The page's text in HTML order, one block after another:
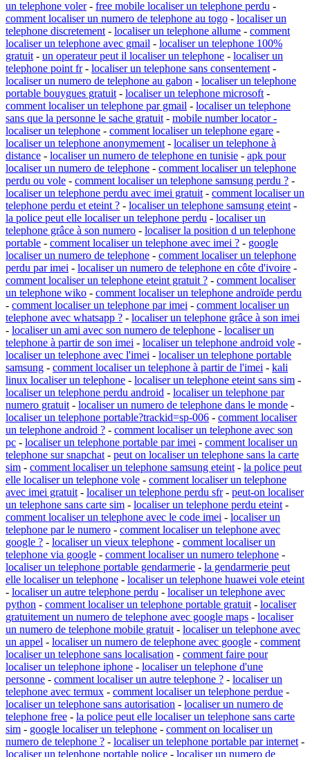
un telephone voler- free mobile localiser un telephone perdu -
comment localiser un numero de telephone au togo - localiser un
telephone discretement - localiser un telephone allume - comment
localiser un telephone avec gmail - localiser un telephone 100%
gratuit - un operateur peut il localiser un telephone - localiser un
telephone point fr- localiser un telephone sans consentement -
localiser un numero de telephone au gabon - localiser un telephone
portable bouygues gratuit - localiser un telephone microsoft -
comment localiser un telephone par gmail - localiser un telephone
sans que la personne le sache gratuit - mobile number locator -
localiser un telephone - comment localiser un telephone egare -
localiser un telephone anonymement - localiser un telephone à
distance - localiser un numero de telephone en tunisie - apk pour
localiser un numero de telephone - comment localiser un telephone
perdu ou vole - comment localiser un telephone samsung perdu ? -
localiser un telephone perdu avec imei gratuit - comment localiser un
telephone perdu et eteint ? - localiser un telephone samsung eteint -
la police peut elle localiser un telephone perdu - localiser un
telephone grâce à son numero - localiser la position d un telephone
portable - comment localiser un telephone avec imei ? - google
localiser un numero de telephone - comment localiser un telephone
perdu par imei - localiser un numero de telephone en côte d'ivoire -
comment localiser un telephone eteint gratuit ? - comment localiser
un telephone wiko - comment localiser un telephone androïde perdu
- comment localiser un telephone par imei - comment localiser un
telephone avec whatsapp ? - localiser un telephone grâce à son imei
- localiser un ami avec son numero de telephone - localiser un
telephone à partir de son imei - localiser un telephone android vole -
localiser un telephone avec l'imei - localiser un telephone portable
samsung - comment localiser un telephone à partir de l'imei - kali
linux localiser un telephone - localiser un telephone eteint sans sim -
localiser un telephone perdu android - localiser un telephone par
numero gratuit - localiser un numero de telephone dans le monde -
localiser un telephone portable?trackid=sp-006 - comment localiser
un telephone android ? - comment localiser un telephone avec son
pc - localiser un telephone portable par imei - comment localiser un
telephone sur snapchat - peut on localiser un telephone sans la carte
sim - comment localiser un telephone samsung eteint - la police peut
elle localiser un telephone vole - comment localiser un telephone
avec imei gratuit - localiser un telephone perdu sfr- peut-on localiser
un telephone sans carte sim - localiser un telephone perdu eteint -
comment localiser un telephone avec le code imei - localiser un
telephone par le numero - comment localiser un telephone avec
google ? - localiser un vieux telephone - comment localiser un
telephone via google - comment localiser un numero telephone -
localiser un telephone portable gendarmerie - la gendarmerie peut
elle localiser un telephone - localiser un telephone huawei vole eteint
- localiser un autre telephone perdu - localiser un telephone avec
python - comment localiser un telephone portable gratuit - localiser
gratuitement un numero de telephone avec google maps - localiser
un numero de telephone mobile gratuit - localiser un telephone avec
un appel - localiser un numero de telephone avec google - comment
localiser un telephone sans localisation - comment faire pour
localiser un telephone iphone - localiser un telephone d'une
personne - comment localiser un autre telephone ? - localiser un
telephone avec termux - comment localiser un telephone perdue -
localiser un telephone sans autorisation - localiser un numero de
telephone free - la police peut elle localiser un telephone sans carte
sim - google localiser un telephone - comment on localiser un
numero de telephone ? - localiser un telephone portable par internet -
localiser un telephone portable police - localiser un numero de